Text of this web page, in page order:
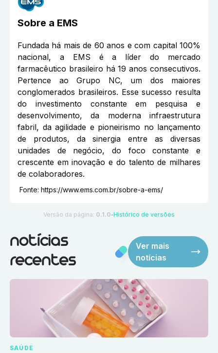
Sobre a EMS
Fundada há mais de 60 anos e com capital 100%
nacional, a EMS é a líder do mercado
farmacêutico brasileiro há 19 anos consecutivos.
Pertence ao Grupo NC, um dos maiores
conglomerados brasileiros. Esse sucesso resulta
do investimento constante em pesquisa e
desenvolvimento, da moderna infraestrutura
fabril, da agilidade e pioneirismo no lançamento
de produtos, da sinergia entre as diversas
unidades de negócio, do foco constante e
crescente em inovação e do talento de milhares
de colaboradores.
Fonte: https://www.ems.com.br/sobre-a-ems/
Versão da página: 0.1.0 ●Histórico de versões
notícias
recentes
Ver mais
notícias
SAÚDE